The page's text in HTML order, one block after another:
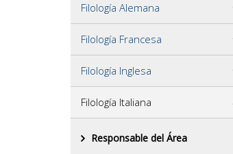
Filología Alemana
Filología Francesa
Filología Inglesa
Filología Italiana
Responsable del Área